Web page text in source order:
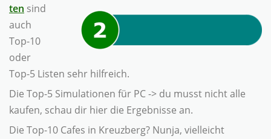
ten sind
auch
Top-10
oder
Top-5 Listen sehr hilfreich.
Die Top-5 Simulationen für PC -> du musst nicht alle
kaufen, schau dir hier die Ergebnisse an.
Die Top-10 Cafes in Kreuzberg? Nunja, vielleicht